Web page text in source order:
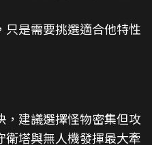
是需要挑選適合他特性
，建議選擇怪物密集但攻
塔與無人機發揮最大牽